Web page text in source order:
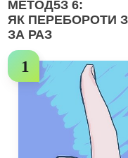
МЕТОД5З 6:
ЯК ПЕРЕБОРОТИ
ЗА РАЗ